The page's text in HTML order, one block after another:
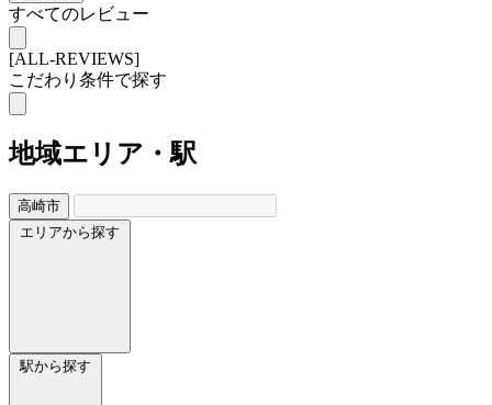
すべてのレビュー
[ALL-REVIEWS]
こだわり条件で探す
地域エリア・駅
高崎市
エリアから探す
駅から探す